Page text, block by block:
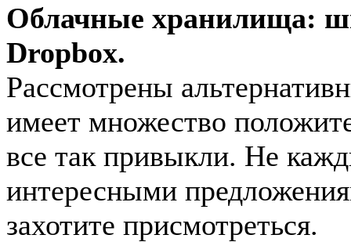
Облачные хранилища:
Dropbox.
Рассмотрены
имеет множество
все так привыкли. Не
интересными
захотите присмотреться.